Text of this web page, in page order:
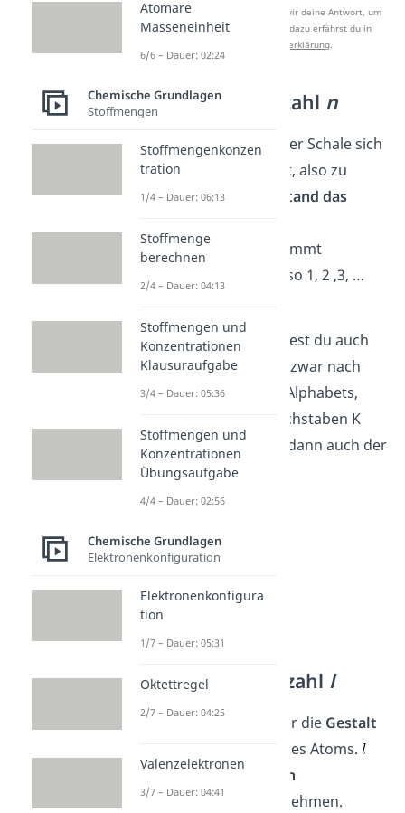
Nach Beantwortung speichern wir deine Antwort, um
Studyflix zu verbessern. Mehr dazu erfährst du in
Datenschutzerklärung
Hauptquantenzahl n
Sie gibt an, auf welcher Schale sich
das Elektron befindet, also zu
welchemEnergiezustand das
Hauptquantenzahl nimmt
, also 1, 2 ,3, …
Die Schalen bezeichnest du auch
mit Buchstaben, und zwar nach
der Reihenfolge des Alphabets,
wobei du ab dem Buchstaben K
startest. Du sprichst dann auch der
K-, L-, M-, N-Schale
Nebenquantenzahl l
Sie gibt Auskunft über die Gestalt
eines Atoms.
kann dabei die
Zahlen
annehmen.
Atomare
Masseneinheit
6/6 – Dauer: 02:24
Chemische Grundlagen
Stoffmengen
Stoffmengenkonzen
tration
1/4 – Dauer: 06:13
Stoffmenge
berechnen
2/4 – Dauer: 04:13
Stoffmengen und
Konzentrationen
Klausuraufgabe
3/4 – Dauer: 05:36
Stoffmengen und
Konzentrationen
Übungsaufgabe
4/4 – Dauer: 02:56
Chemische Grundlagen
Elektronenkonfiguration
Elektronenkonfigura
tion
1/7 – Dauer: 05:31
Oktettregel
2/7 – Dauer: 04:25
Valenzelektronen
3/7 – Dauer: 04:41